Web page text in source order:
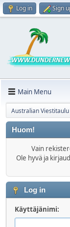
Log in Sign
Main Menu
Australian Viestitaulu
Huom!
Vain
Ole hyvä ja
Log in
Käyttäjänimi: